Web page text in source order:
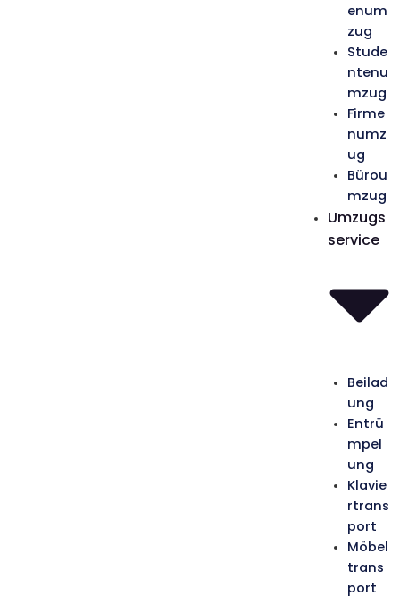
enum
zug
Stude
ntenu
mzug
Firme
numz
ug
Bürou
mzug
Umzugs
service
Beilad
ung
Entrü
mpel
ung
Klavie
rtrans
port
Möbel
trans
port